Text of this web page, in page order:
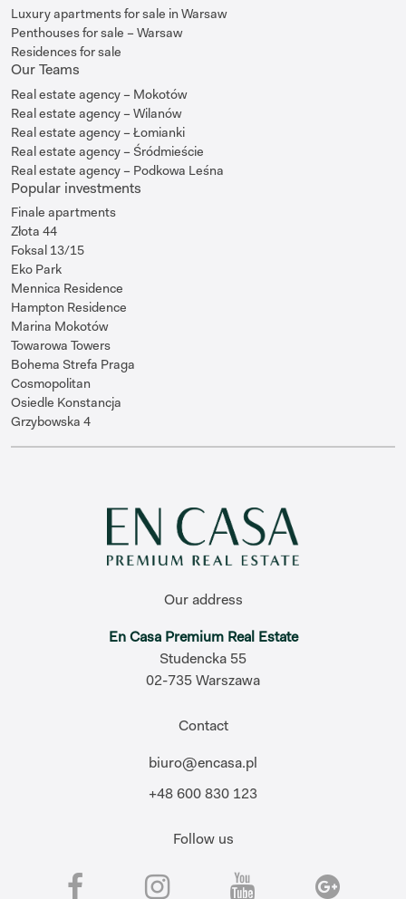
Luxury apartments for sale in Warsaw
Penthouses for sale – Warsaw
Residences for sale
Our Teams
Real estate agency – Mokotów
Real estate agency – Wilanów
Real estate agency – Łomianki
Real estate agency – Śródmieście
Real estate agency – Podkowa Leśna
Popular investments
Finale apartments
Złota 44
Foksal 13/15
Eko Park
Mennica Residence
Hampton Residence
Marina Mokotów
Towarowa Towers
Bohema Strefa Praga
Cosmopolitan
Osiedle Konstancja
Grzybowska 4
Our address
En Casa Premium Real Estate
Studencka 55
02-735 Warszawa
Contact
biuro@encasa.pl
+48 600 830 123
Follow us